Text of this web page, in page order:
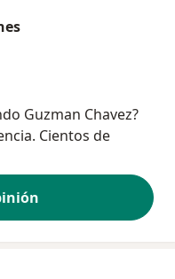
Guzman Chavez?
Cientos de